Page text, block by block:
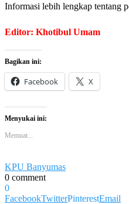
Informasi lebih lengkap tentang
Editor: Khotibul Umam
Bagikan ini:
Facebook X
Menyukai ini:
Memuat...
KPU Banyumas
0 comment
0
FacebookTwitterPinterestEmail